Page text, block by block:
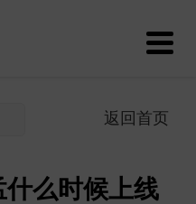
返回首页
什么时候上线